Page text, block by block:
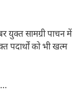
युक्त सामग्री पाचन में
पदार्थों को भी खत्म